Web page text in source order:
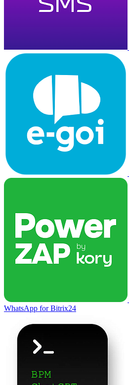
WhatsApp for Bitrix24